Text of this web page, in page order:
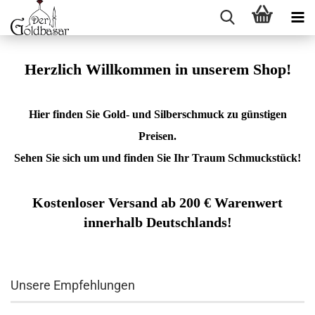
Herzlich Willkommen in unserem Shop!
Hier finden Sie Gold- und Silberschmuck zu günstigen
Preisen.
Sehen Sie sich um und finden Sie Ihr Traum Schmuckstück!
Kostenloser Versand ab 200 € Warenwert
innerhalb Deutschlands!
Unsere Empfehlungen